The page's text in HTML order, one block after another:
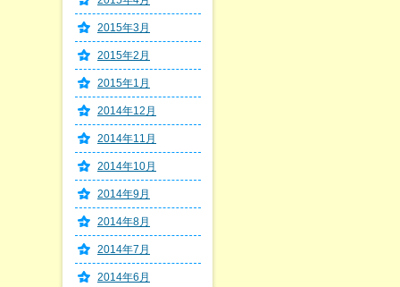
2015年3月
2015年2月
2015年1月
2014年12月
2014年11月
2014年10月
2014年9月
2014年8月
2014年7月
2014年6月